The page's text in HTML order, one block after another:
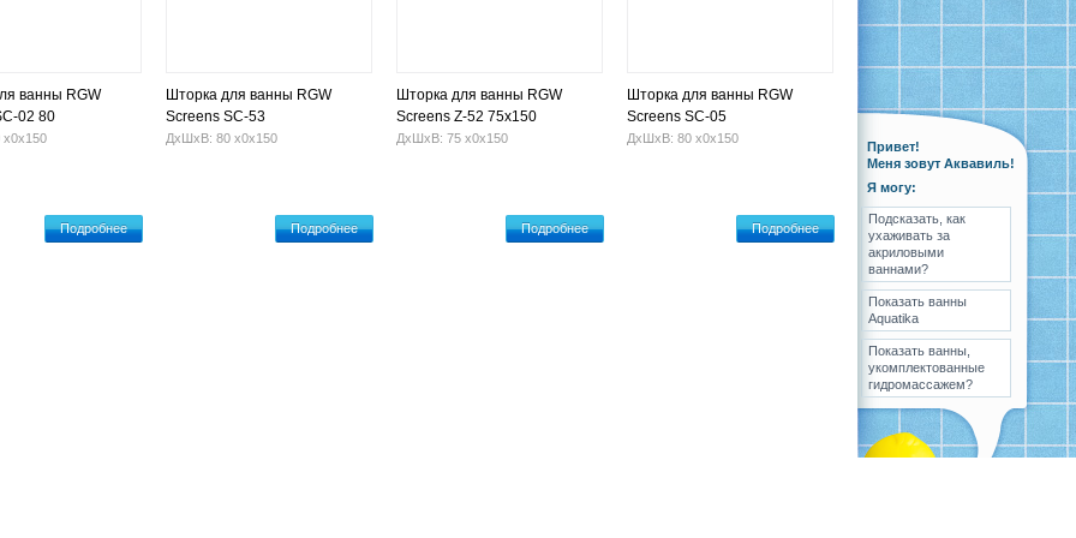
ванны RGW
02 80
Подробнее
Шторка для ванны RGW
Screens SC-53
ДхШхВ: 80 х0х150
Подробнее
Шторка для ванны RGW
Screens Z-52 75x150
(Прозрачная)
ДхШхВ: 75 х0х150
Подробнее
Шторка для ванны RGW
Screens SC-05
ДхШхВ: 80 х0х150
Подробнее
Привет!
Меня зовут Аквавиль!
Я могу:
Подсказать, как
ухаживать за
акриловыми
ваннами?
Показать ванны
Aquatika
Показать ванны,
укомплектованные
гидромассажем?